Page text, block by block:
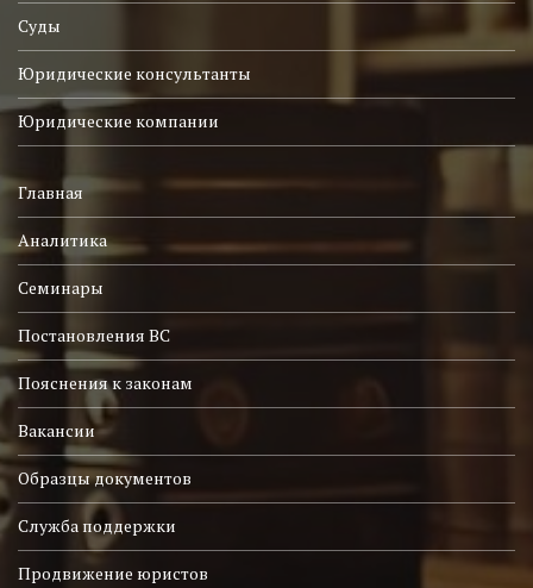
Суды
Юридические консультанты
Юридические компании
Главная
Аналитика
Семинары
Постановления ВС
Пояснения к законам
Вакансии
Образцы документов
Служба поддержки
Продвижение юристов